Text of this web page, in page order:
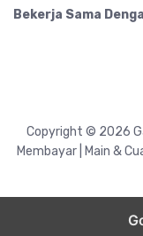
Bekerja Sama
Copyright © 2026
Membayar | Main &